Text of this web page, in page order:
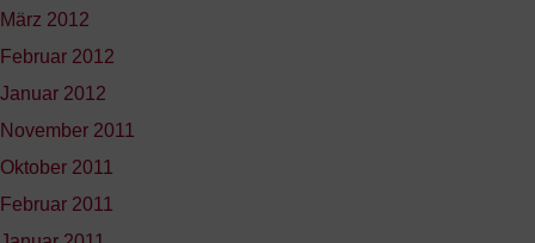
März 2012
Februar 2012
Januar 2012
November 2011
Oktober 2011
Februar 2011